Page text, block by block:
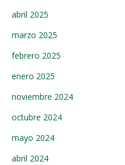
abril 2025
marzo 2025
febrero 2025
enero 2025
noviembre 2024
octubre 2024
mayo 2024
abril 2024